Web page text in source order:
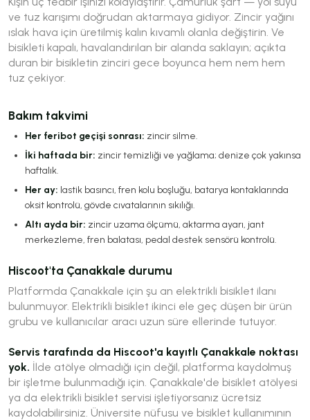
ve tuz karışımı doğrudan aktarmaya gidiyor. Zincir yağını
ıslak hava için üretilmiş kalın kıvamlı olanla değiştirin. Ve
bisikleti kapalı, havalandırılan bir alanda saklayın; açıkta
duran bir bisikletin zinciri gece boyunca hem nem hem
tuz çekiyor.
Bakım takvimi
Her feribot geçişi sonrası: zincir silme.
İki haftada bir: zincir temizliği ve yağlama; denize çok yakınsa
haftalık.
Her ay: lastik basıncı, fren kolu boşluğu, batarya kontaklarında
oksit kontrolü, gövde cıvatalarının sıkılığı.
Altı ayda bir: zincir uzama ölçümü, aktarma ayarı, jant
merkezleme, fren balatası, pedal destek sensörü kontrolü.
Hiscoot'ta Çanakkale durumu
Platformda Çanakkale için şu an elektrikli bisiklet ilanı
bulunmuyor. Elektrikli bisiklet ikinci ele geç düşen bir ürün
grubu ve kullanıcılar aracı uzun süre ellerinde tutuyor.
Servis tarafında da Hiscoot'a kayıtlı Çanakkale noktası
yok. İlde atölye olmadığı için değil, platforma kaydolmuş
bir işletme bulunmadığı için. Çanakkale'de bisiklet atölyesi
ya da elektrikli bisiklet servisi işletiyorsanız ücretsiz
kaydolabilirsiniz. Üniversite nüfusu ve bisiklet kullanımının